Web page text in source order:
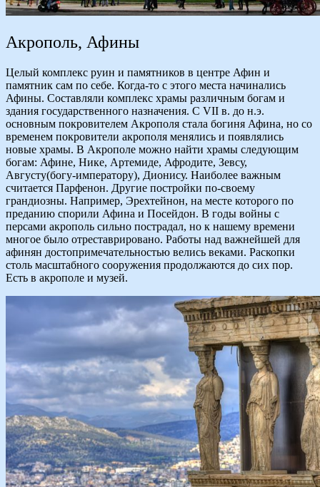
Акрополь, Афины
Целый комплекс руин и памятников в центре Афин и
памятник сам по себе. Когда-то с этого места начинались
Афины. Составляли комплекс храмы различным богам и
здания государственного назначения. С VII в. до н.э.
основным покровителем Акрополя стала богиня Афина, но со
временем покровители акрополя менялись и появлялись
новые храмы. В Акрополе можно найти храмы следующим
богам: Афине, Нике, Артемиде, Афродите, Зевсу,
Августу(богу-императору), Дионису. Наиболее важным
считается Парфенон. Другие постройки по-своему
грандиозны. Например, Эрехтейнон, на месте которого по
преданию спорили Афина и Посейдон. В годы войны с
персами акрополь сильно пострадал, но к нашему времени
многое было отреставрировано. Работы над важнейшей для
афинян достопримечательностью велись веками. Раскопки
столь масштабного сооружения продолжаются до сих пор.
Есть в акрополе и музей.